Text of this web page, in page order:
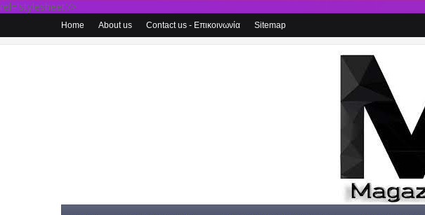
rel='stylesheet'/>
Home About us Contact us - Επικοινωνία Sitemap